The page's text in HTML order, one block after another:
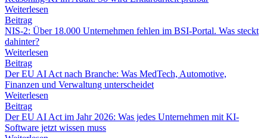
Weiterlesen
Beitrag
NIS-2: Über 18.000 Unternehmen fehlen im BSI-Portal. Was steckt
dahinter?
Weiterlesen
Beitrag
Der EU AI Act nach Branche: Was MedTech, Automotive,
Finanzen und Verwaltung unterscheidet
Weiterlesen
Beitrag
Der EU AI Act im Jahr 2026: Was jedes Unternehmen mit KI-
Software jetzt wissen muss